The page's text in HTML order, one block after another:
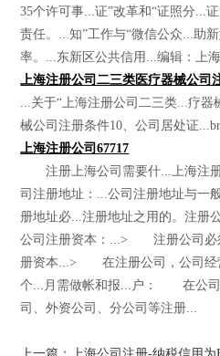
35个许可事...证”改革和“证照分...
责任。...知”工作与“微信公众...助
率。...东新区公共信用...编辑：上
上海注册公司二三类医疗器械公司
...关于“上海注册公司二三类...疗
械公司注册条件10、公司居处证
上海注册公司67717
注册上海公司需要什...上海注
司注册地址：...公司注册地址与一
册地址必...注册地址之用的。注册
公司注册资本：...> 注册公司必
册资本...> 在注册公司，公司经
个...月需做帐和报...户： 在公司
司、外资公司、分公司等注册...